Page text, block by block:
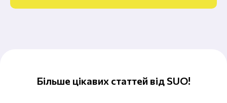
Більше цікавих статтей від SUO!